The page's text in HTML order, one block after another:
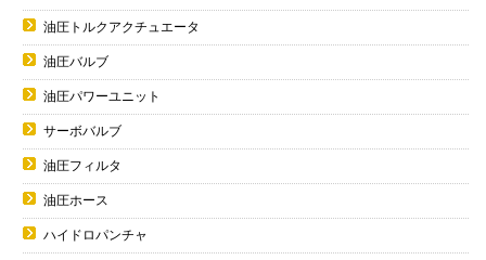
油圧トルクアクチュエータ
油圧バルブ
油圧パワーユニット
サーボバルブ
油圧フィルタ
油圧ホース
ハイドロパンチャ